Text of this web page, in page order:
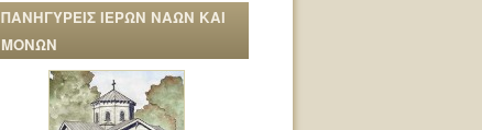
ΠΑΝΗΓΥΡΕΙΣ ΙΕΡΩΝ ΝΑΩΝ ΚΑΙ
ΜΟΝΩΝ